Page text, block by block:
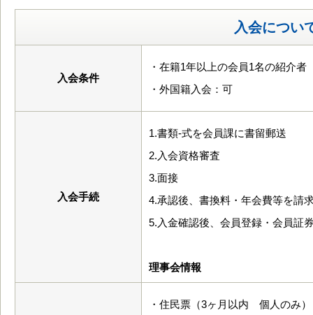
入会につい
入会条件
・在籍1年以上の会員1名の紹介者
・外国籍入会：可
入会手続
1.書類-式を会員課に書留郵送
2.入会資格審査
3.面接
4.承認後、書換料・年会費等を請
5.入金確認後、会員登録・会員証
理事会情報
・住民票（3ヶ月以内 個人のみ）